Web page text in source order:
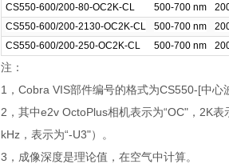
CS550-600/200-80-OC2K-CL
500-700 nm
CS550-600/200-2130-OC2K-CL
500-700 nm
CS550-600/200-250-OC2K-CL
500-700 nm
注：
1，Cobra VIS部件编号的格式为CS550-[中心
2，其中e2v OctoPlus相机表示为“OC"，2K
kHz，表示为“-U3"）。
3，成像深度是理论值，在空气中计算。